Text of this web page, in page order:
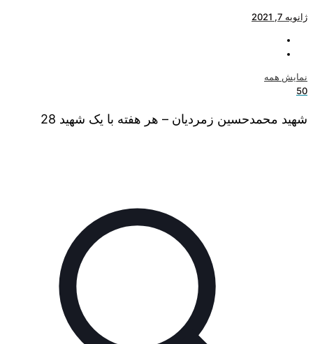
ژانویه 7, 2021
نمایش همه
50
شهید محمدحسین زمردیان – هر هفته با یک شهید 28